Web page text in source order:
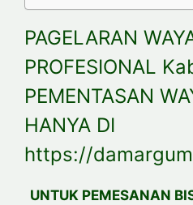
PAGELARAN
PROFESIONAL
PEMENTASAN
HANYA DI
https://
UNTUK PEMESANAN